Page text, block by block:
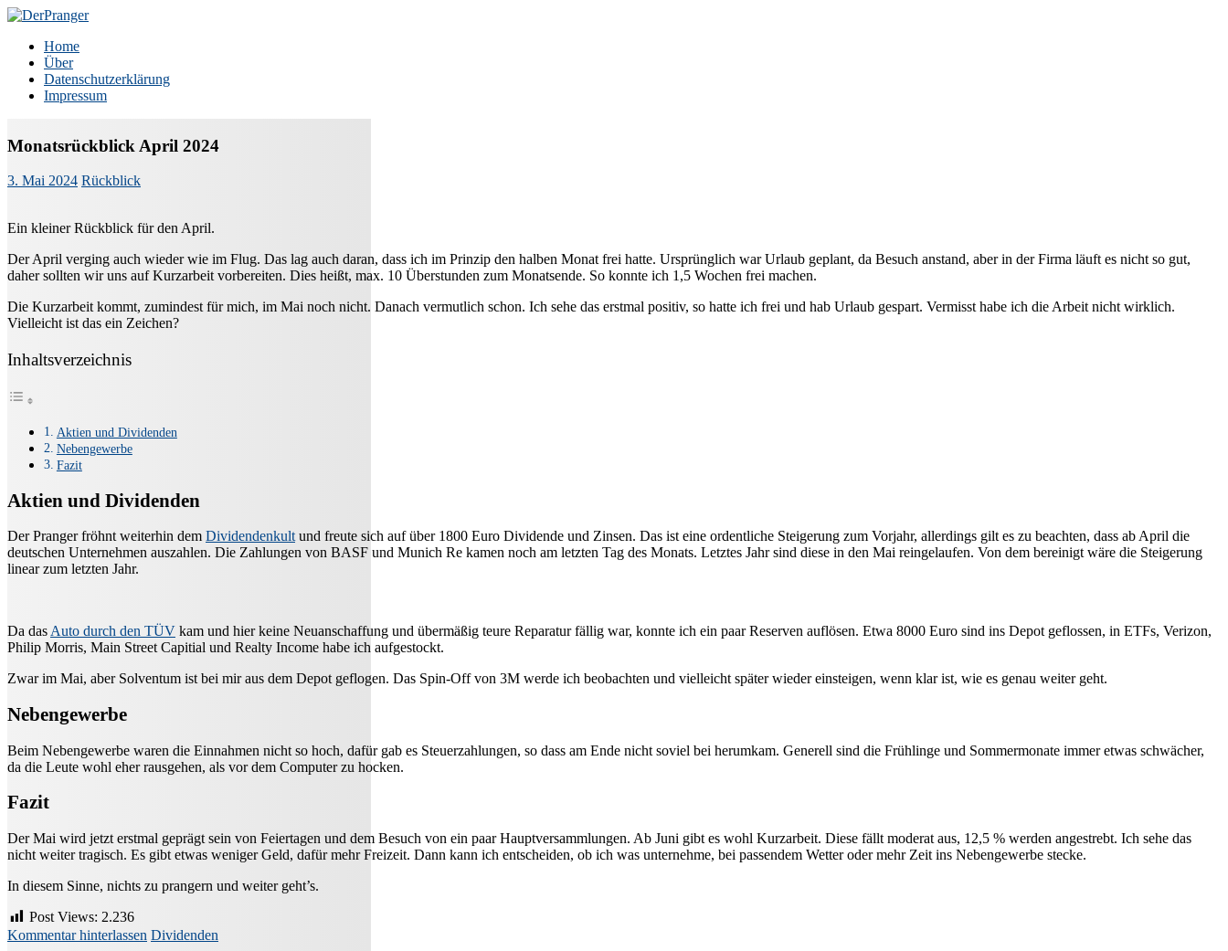
Zum
springen
DerPranger
Finanzen, Freiheit, Prangerei
Home
Über
Datenschutzerklärung
Impressum
Monatsrückblick April 2024
3. Mai 2024 Rückblick
Ein kleiner Rückblick für den April.
Der April verging auch wieder wie im Flug. Das lag auch daran, dass ich im Prinzip den halben Monat frei hatte. Ursprünglich war Urlaub geplant, da Besuch anstand, aber in der Firma läuft es nicht so gut,
daher sollten wir uns auf Kurzarbeit vorbereiten. Dies heißt, max. 10 Überstunden zum Monatsende. So konnte ich 1,5 Wochen frei machen.
Die Kurzarbeit kommt, zumindest für mich, im Mai noch nicht. Danach vermutlich schon. Ich sehe das erstmal positiv, so hatte ich frei und hab Urlaub gespart. Vermisst habe ich die Arbeit nicht wirklich.
Vielleicht ist das ein Zeichen?
Inhaltsverzeichnis
Aktien und Dividenden
Nebengewerbe
Fazit
Aktien und Dividenden
Der Pranger fröhnt weiterhin dem Dividendenkult und freute sich auf über 1800 Euro Dividende und Zinsen. Das ist eine ordentliche Steigerung zum Vorjahr, allerdings gilt es zu beachten, dass ab April die
deutschen Unternehmen auszahlen. Die Zahlungen von BASF und Munich Re kamen noch am letzten Tag des Monats. Letztes Jahr sind diese in den Mai reingelaufen. Von dem bereinigt wäre die Steigerung
linear zum letzten Jahr.
Da das Auto durch den TÜV kam und hier keine Neuanschaffung und übermäßig teure Reparatur fällig war, konnte ich ein paar Reserven auflösen. Etwa 8000 Euro sind ins Depot geflossen, in ETFs, Verizon,
Philip Morris, Main Street Capitial und Realty Income habe ich aufgestockt.
Zwar im Mai, aber Solventum ist bei mir aus dem Depot geflogen. Das Spin-Off von 3M werde ich beobachten und vielleicht später wieder einsteigen, wenn klar ist, wie es genau weiter geht.
Nebengewerbe
Beim Nebengewerbe waren die Einnahmen nicht so hoch, dafür gab es Steuerzahlungen, so dass am Ende nicht soviel bei herumkam. Generell sind die Frühlinge und Sommermonate immer etwas schwächer,
da die Leute wohl eher rausgehen, als vor dem Computer zu hocken.
Fazit
Der Mai wird jetzt erstmal geprägt sein von Feiertagen und dem Besuch von ein paar Hauptversammlungen. Ab Juni gibt es wohl Kurzarbeit. Diese fällt moderat aus, 12,5 % werden angestrebt. Ich sehe das
nicht weiter tragisch. Es gibt etwas weniger Geld, dafür mehr Freizeit. Dann kann ich entscheiden, ob ich was unternehme, bei passendem Wetter oder mehr Zeit ins Nebengewerbe stecke.
In diesem Sinne, nichts zu prangern und weiter geht’s.
Post Views: 2.236
Kommentar hinterlassen Dividenden